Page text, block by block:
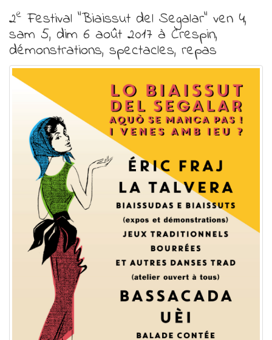
2e Festival "Biaissut del Segalar" ven 4,
sam 5, dim 6 août 2017 à Crespin,
démonstrations, spectacles, repas